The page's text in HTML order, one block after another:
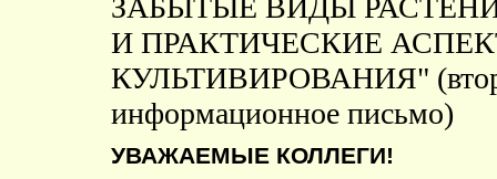
ЗАБЫТЫЕ ВИДЫ
И ПРАКТИЧЕСКИЕ
КУЛЬТИВИРОВАНИЯ"
информационное письмо)
УВАЖАЕМЫЕ КОЛЛЕГИ!